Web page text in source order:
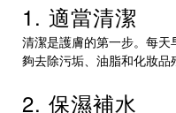
1. 適當清潔
清潔是護膚的第一步。每
夠去除污垢、油脂和化妝品
2. 保濕補水